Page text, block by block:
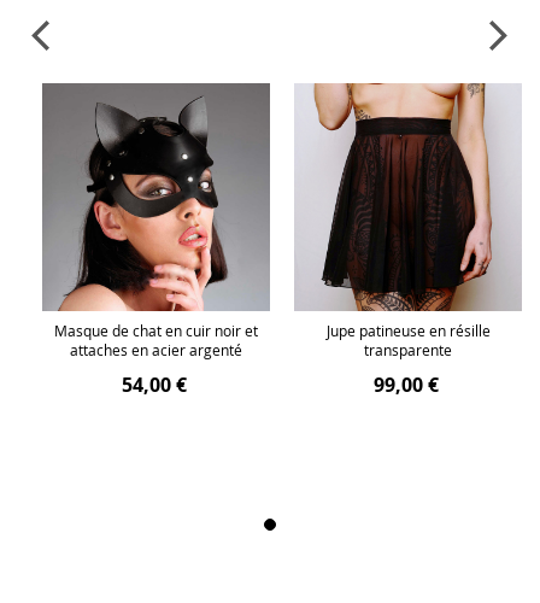
Masque de chat en cuir noir et
attaches en acier argenté
54,00 €
Jupe patineuse en résille
transparente
99,00 €